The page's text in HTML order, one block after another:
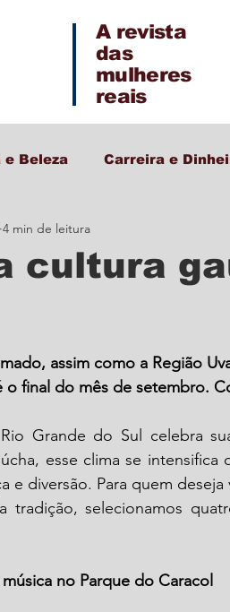
A revista
das
mulheres
reais
e Beleza Carreira e
+ Turismo
cultura
4 min de leitura
assim como a Região
o final do mês de setembro.
Grande do Sul celebra
esse clima se intensifica
e diversão. Para quem
tradição, selecionamos
no Parque do Caracol